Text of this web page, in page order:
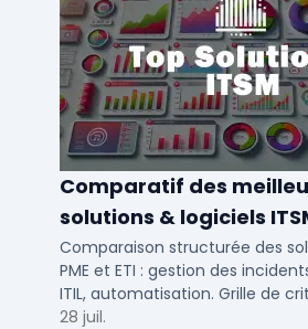
Comparatif des
solutions & logiciels
Comparaison structurée des
PME et ETI : gestion des
ITIL, automatisation. Grille de
d'usage par taille d'entreprise.
28 juil.